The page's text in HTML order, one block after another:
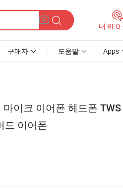
내 RFQ
구매자 도움말 Apps
이크 이어폰 헤드폰
드 이어폰